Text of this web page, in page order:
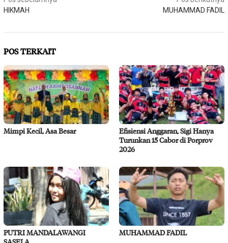
pos
HIKMAH
MUHAMMAD FADIL
POS TERKAIT
Mimpi Kecil, Asa Besar
Efisiensi Anggaran, Sigi Hanya
Turunkan 15 Cabor di Porprov
2026
PUTRI MANDALAWANGI
MUHAMMAD FADIL